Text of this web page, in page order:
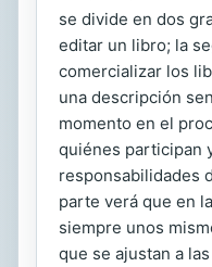
se divide en dos
editar un libro; la
comercializar los
una descripción
momento en el
quiénes participan
responsabilidades
parte verá que en
siempre unos
que se ajustan a